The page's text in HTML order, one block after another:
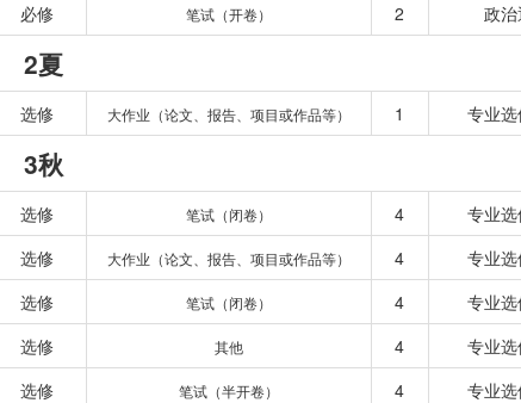
必修 笔试（开卷） 2 政
2夏
选修 大作业（论文、报告、项目或作品等） 1 专业
3秋
选修 笔试（闭卷） 4
专业
选修 大作业（论文、报告、项目或作品等） 4
专业
选修 笔试（闭卷） 4
专业
选修 其他 4
专业
选修 笔试（半开卷） 4 专业